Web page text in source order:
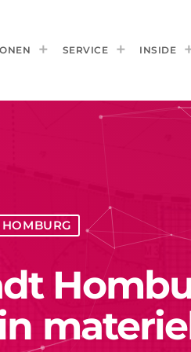
SERVICE INSIDE